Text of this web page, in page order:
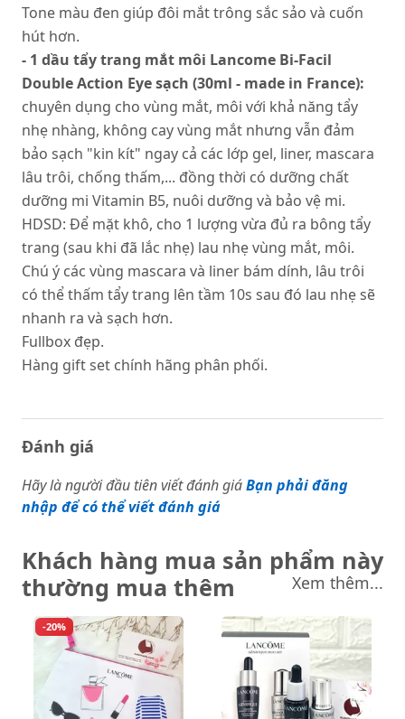
Tone màu đen giúp đôi mắt trông sắc sảo và cuốn
hút hơn.
- 1 dầu tẩy trang mắt môi Lancome Bi-Facil
Double Action Eye sạch (30ml - made in France):
chuyên dụng cho vùng mắt, môi với khả năng tẩy
nhẹ nhàng, không cay vùng mắt nhưng vẫn đảm
bảo sạch "kin kít" ngay cả các lớp gel, liner, mascara
lâu trôi, chống thấm,... đồng thời có dưỡng chất
dưỡng mi Vitamin B5, nuôi dưỡng và bảo vệ mi.
HDSD: Để mặt khô, cho 1 lượng vừa đủ ra bông tẩy
trang (sau khi đã lắc nhẹ) lau nhẹ vùng mắt, môi.
Chú ý các vùng mascara và liner bám dính, lâu trôi
có thể thấm tẩy trang lên tầm 10s sau đó lau nhẹ sẽ
nhanh ra và sạch hơn.
Fullbox đẹp.
Hàng gift set chính hãng phân phối.
Đánh giá
Hãy là người đầu tiên viết đánh giáBạn phải đăng
nhập để có thể viết đánh giá
Khách hàng mua sản phẩm này
thường mua thêm
Xem thêm...
-20%